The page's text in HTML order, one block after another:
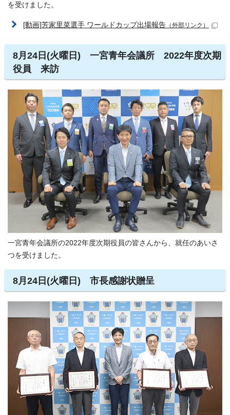
を受けました。
[動画]芳家里菜選手 ワールドカップ出場報告 （外部リンク）
8月24日(火曜日) 一宮青年会議所 2022年度次期
役員 来訪
一宮青年会議所の2022年度次期役員の皆さんから、就任のあいさ
つを受けました。
8月24日(火曜日) 市長感謝状贈呈